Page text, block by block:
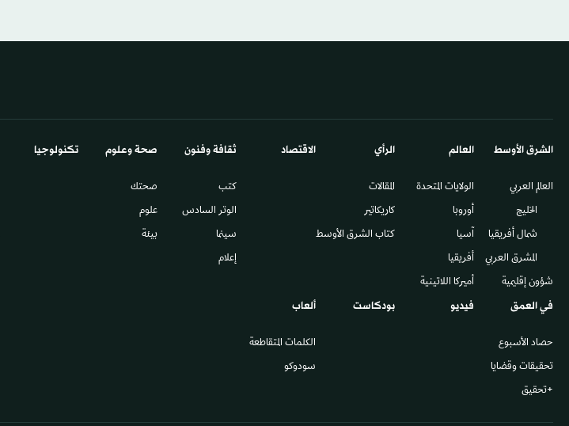
الشرق الأوسط​
العالم العربي
الخليج
شمال أفريقيا
المشرق العربي
شؤون إقليمية
العالم
الولايات المتحدة
أوروبا
آسيا
أفريقيا
أميركا اللاتينية
الرأي
المقالات
كاريكاتير
كتاب الشرق الأوسط
الاقتصاد ثقافة وفنون
كتب
الوتر السادس​
سينما
إعلام
صحة وعلوم
صحتك
علوم
بيئة
تكنولوجيا
في العمق
حصاد الأسبوع
تحقيقات وقضايا
+تحقيق
فيديو بودكاست ألعاب
الكلمات المتقاطعة
سودوكو